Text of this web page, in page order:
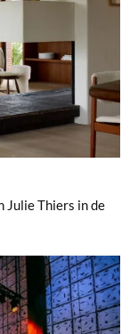
Julie Thiers in de